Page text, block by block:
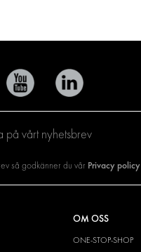
på vårt nyhetsbrev
så godkänner du vår Privacy policy
OM OSS
ONE-STOP-SHOP